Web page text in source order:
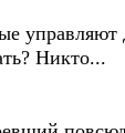
Никто...